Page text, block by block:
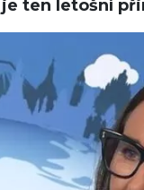
ten letošní